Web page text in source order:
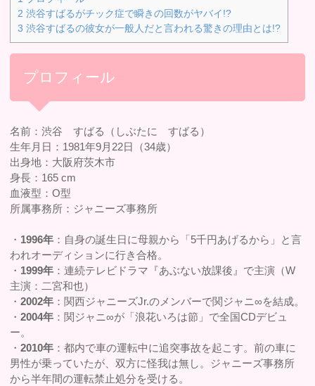
2 渋谷すばるがチック症で瞬きの回数がヤバイ!?
3 渋谷すばるの彼女が一般人だと言われる驚きの理由とは!?
プロフィール
名前：渋谷 すばる（しぶたに すばる）
生年月日：1981年9月22日（34歳）
出身地：大阪府茨木市
身長：165 cm
血液型：O型
所属事務所：ジャニーズ事務所
・ 1996年 ：自身の誕生日に母親から「5千円あげるから」と言
われオーディションに行き合格。
・ 1999年 ：連続テレビドラマ『あぶない放課後』で主演（W
主演：二宮和也）
・2002年 ：関西ジャニーズJr.のメンバーで関ジャニ∞を結成。
・2004年 ：関ジャニ∞が「浪花いろは節」で全国CDデビュ
ー。
・2010年 ：都内で車の運転中に追突事故を起こす。前の車に
男性が乗っていたが、双方に怪我は無し。ジャニーズ事務所
から半年間の運転禁止処分を受ける。